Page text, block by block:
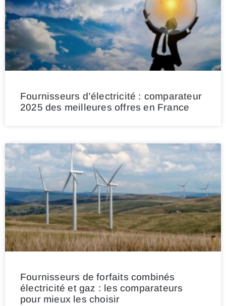
Fournisseurs d’électricité : comparateur
2025 des meilleures offres en France
Fournisseurs de forfaits combinés
électricité et gaz : les comparateurs
pour mieux les choisir